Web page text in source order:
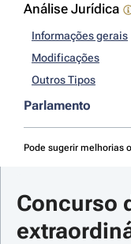
Análise Jurídica
Informações gerais
Modificações
Outros Tipos
Parlamento
Pode sugerir melhorias
Concurso